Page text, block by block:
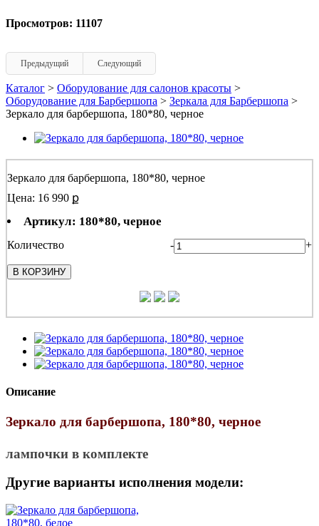
Просмотров: 11107
Предыдущий Следующий
Каталог > Оборудование для салонов красоты >
Оборудование для Барбершопа > Зеркала для Барбершопа >
Зеркало для барбершопа, 180*80, черное
Зеркало для барбершопа, 180*80, черное
Цена: 16 990 ք
Артикул: 180*80, черное
Количество - +
В КОРЗИНУ
Описание
Зеркало для барбершопа, 180*80, черное
лампочки в комплекте
Другие варианты исполнения модели: